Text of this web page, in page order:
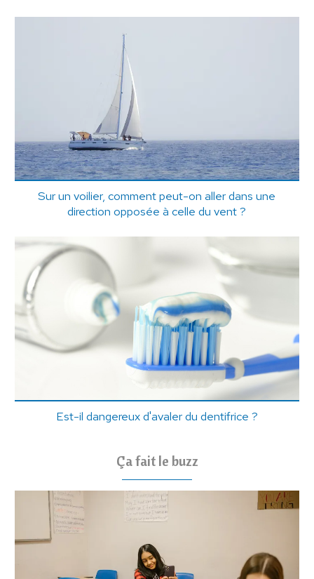
Sur un voilier, comment peut-on aller dans une
direction opposée à celle du vent ?
Est-il dangereux d'avaler du dentifrice ?
Ça fait le buzz